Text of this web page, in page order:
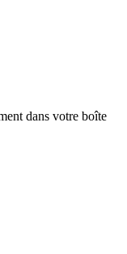
dans votre boîte